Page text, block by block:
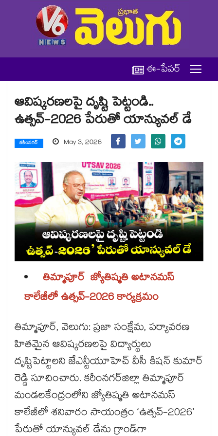
ఈ-పేపర్
ఆవిష్కరణలపై దృష్టి పెట్టండి..
ఉత్సవ్-2026 పేరుతో యాన్యువల్‌‌‌‌ డే
కరీంనగర్ May 3, 2026
తిమ్మాపూర్ జ్యోతిష్మతి అటానమస్
కాలేజీలో ఉత్సవ్-2026 కార్యక్రమం
తిమ్మాపూర్, వెలుగు: ప్రజా సంక్షేమ, పర్యావరణ
హితమైన ఆవిష్కరణలపై విద్యార్థులు
దృష్టిపెట్టాలని జేఎన్టీయూహెచ్‌‌‌‌ వీసీ కిషన్ కుమార్
రెడ్డి సూచించారు. కరీంనగర్​జిల్లా తిమ్మాపూర్
మండలకేంద్రంలోని జ్యోతిష్మతి అటానమస్
కాలేజీలో శనివారం సాయంత్రం ‘ఉత్సవ్-2026’
పేరుతో యాన్యువల్‌‌‌‌ డేను గ్రాండ్‌‌‌‌గా